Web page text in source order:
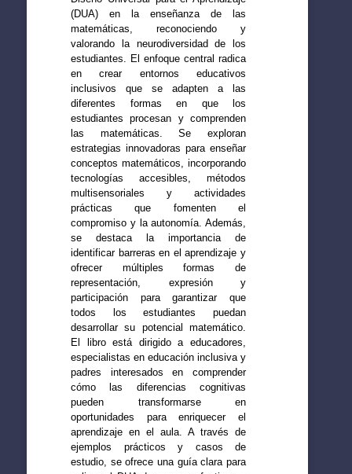
(DUA) en la enseñanza de las
matemáticas, reconociendo y
valorando la neurodiversidad de los
estudiantes. El enfoque central radica
en crear entornos educativos
inclusivos que se adapten a las
diferentes formas en que los
estudiantes procesan y comprenden
las matemáticas. Se exploran
estrategias innovadoras para enseñar
conceptos matemáticos, incorporando
tecnologías accesibles, métodos
multisensoriales y actividades
prácticas que fomenten el
compromiso y la autonomía. Además,
se destaca la importancia de
identificar barreras en el aprendizaje y
ofrecer múltiples formas de
representación, expresión y
participación para garantizar que
todos los estudiantes puedan
desarrollar su potencial matemático.
El libro está dirigido a educadores,
especialistas en educación inclusiva y
padres interesados en comprender
cómo las diferencias cognitivas
pueden transformarse en
oportunidades para enriquecer el
aprendizaje en el aula. A través de
ejemplos prácticos y casos de
estudio, se ofrece una guía clara para